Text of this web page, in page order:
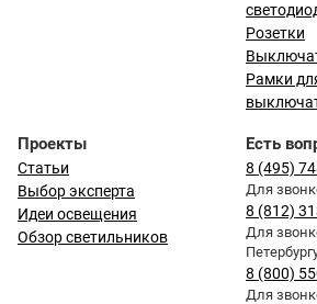
Розетки
Рамки
Проекты
Статьи
Выбор эксперта
Идеи освещения
Обзор светильников
Есть
8 (495)
Для
8 (812)
Для
8 (800)
Для